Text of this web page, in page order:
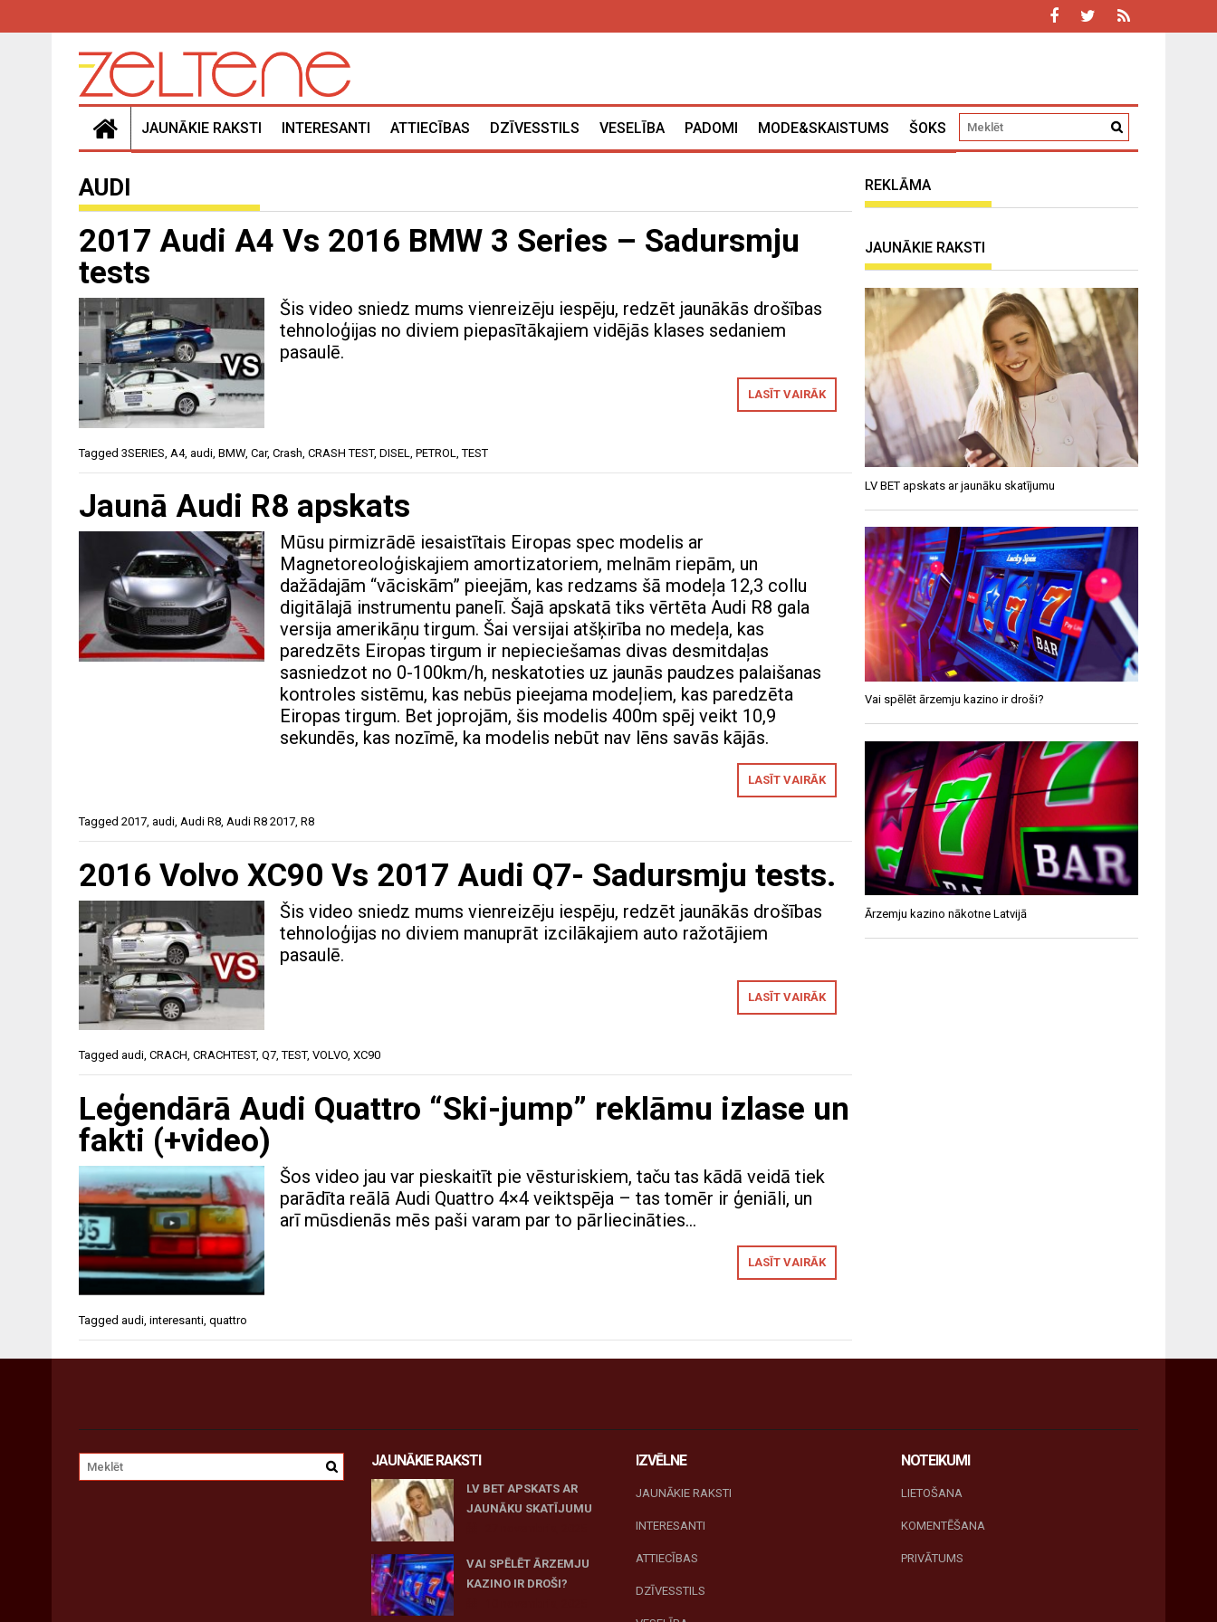
JAUNĀKIE RAKSTI INTERESANTI ATTIECĪBAS DZĪVESSTILS VESELĪBA PADOMI MODE&SKAISTUMS ŠOKS
AUDI
2017 Audi A4 Vs 2016 BMW 3 Series – Sadursmju
tests
Šis video sniedz mums vienreizēju iespēju, redzēt jaunākās drošības
tehnoloģijas no diviem piepasītākajiem vidējās klases sedaniem
pasaulē.
LASĪT VAIRĀK
Tagged 3SERIES A4, audi BMW, Car, Crash CRASH TEST, DISEL PETROL ,TEST
Jaunā Audi R8 apskats
Mūsu pirmizrādē iesaistītais Eiropas spec modelis ar
Magnetoreoloģiskajiem amortizatoriem, melnām riepām, un
dažādajām “vāciskām” pieejām, kas redzams šā modeļa 12,3 collu
digitālajā instrumentu panelī. Šajā apskatā tiks vērtēta Audi R8 gala
versija amerikāņu tirgum. Šai versijai atšķirība no medeļa, kas
paredzēts Eiropas tirgum ir nepieciešamas divas desmitdaļas
sasniedzot no 0-100km/h, neskatoties uz jaunās paudzes palaišanas
kontroles sistēmu, kas nebūs pieejama modeļiem, kas paredzēta
Eiropas tirgum. Bet joprojām, šis modelis 400m spēj veikt 10,9
sekundēs, kas nozīmē, ka modelis nebūt nav lēns savās kājās.
LASĪT VAIRĀK
Tagged 2017, audi, Audi R8, Audi R8 2017, R8
2016 Volvo XC90 Vs 2017 Audi Q7- Sadursmju tests.
Šis video sniedz mums vienreizēju iespēju, redzēt jaunākās drošības
tehnoloģijas no diviem manuprāt izcilākajiem auto ražotājiem
pasaulē.
LASĪT VAIRĀK
Tagged audi, CRACH, CRACHTEST, Q7,TEST, VOLVO, XC90
Leģendārā Audi Quattro “Ski-jump” reklāmu izlase un
fakti (+video)
Šos video jau var pieskaitīt pie vēsturiskiem, taču tas kādā veidā tiek
parādīta reālā Audi Quattro 4×4 veiktspēja – tas tomēr ir ģeniāli, un
arī mūsdienās mēs paši varam par to pārliecināties…
LASĪT VAIRĀK
Tagged audi, interesanti, quattro
REKLĀMA
JAUNĀKIE RAKSTI
LV BET apskats ar jaunāku skatījumu
Vai spēlēt ārzemju kazino ir droši?
Ārzemju kazino nākotne Latvijā
JAUNĀKIE RAKSTI
LV BET APSKATS AR
JAUNĀKU SKATĪJUMU
VAI SPĒLĒT ĀRZEMJU
KAZINO IR DROŠI?
IZVĒLNE
JAUNĀKIE RAKSTI
INTERESANTI
ATTIECĪBAS
DZĪVESSTILS
NOTEIKUMI
LIETOŠANA
KOMENTĒŠANA
PRIVĀTUMS